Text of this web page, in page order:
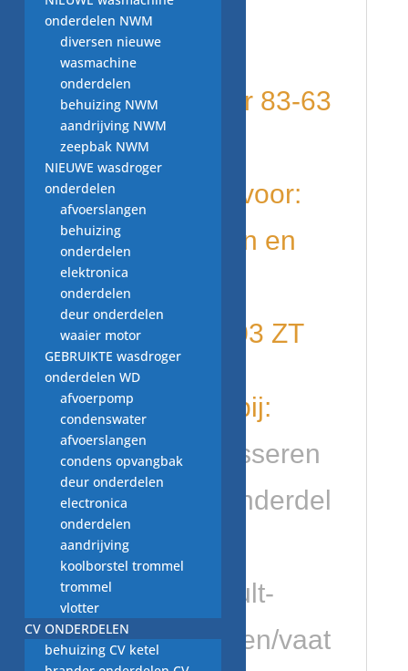
onderdelen:
tweedehands
niveauregelaar 83-63
39.0556 C
wordt gebuikt voor:
diverse merken en
modellen o.a.
ETNA TF 18003 ZT
kijk ook eens bij:
https://vaatwasseren
wasmachineonderdel
en.nl/product-
category/default-
category/keuken/vaat
onderdelen NWM
diversen nieuwe
wasmachine
onderdelen
behuizing NWM
aandrijving NWM
zeepbak NWM
NIEUWE wasdroger
onderdelen
afvoerslangen
behuizing
onderdelen
elektronica
onderdelen
deur onderdelen
waaier motor
GEBRUIKTE wasdroger
onderdelen WD
afvoerpomp
condenswater
afvoerslangen
condens opvangbak
deur onderdelen
electronica
onderdelen
aandrijving
koolborstel trommel
trommel
vlotter
CV ONDERDELEN
behuizing CV ketel